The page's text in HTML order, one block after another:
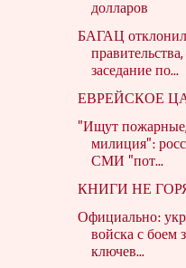
долларов
БАГАЦ отклонил
правительства,
заседание по...
ЕВРЕЙСКОЕ
"Ищут
милиция":
СМИ "пот...
КНИГИ НЕ
Официально:
войска с боем
ключев...